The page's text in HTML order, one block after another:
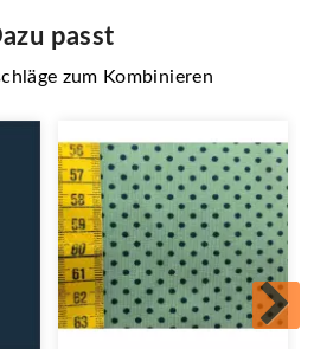
passt
zum Kombinieren